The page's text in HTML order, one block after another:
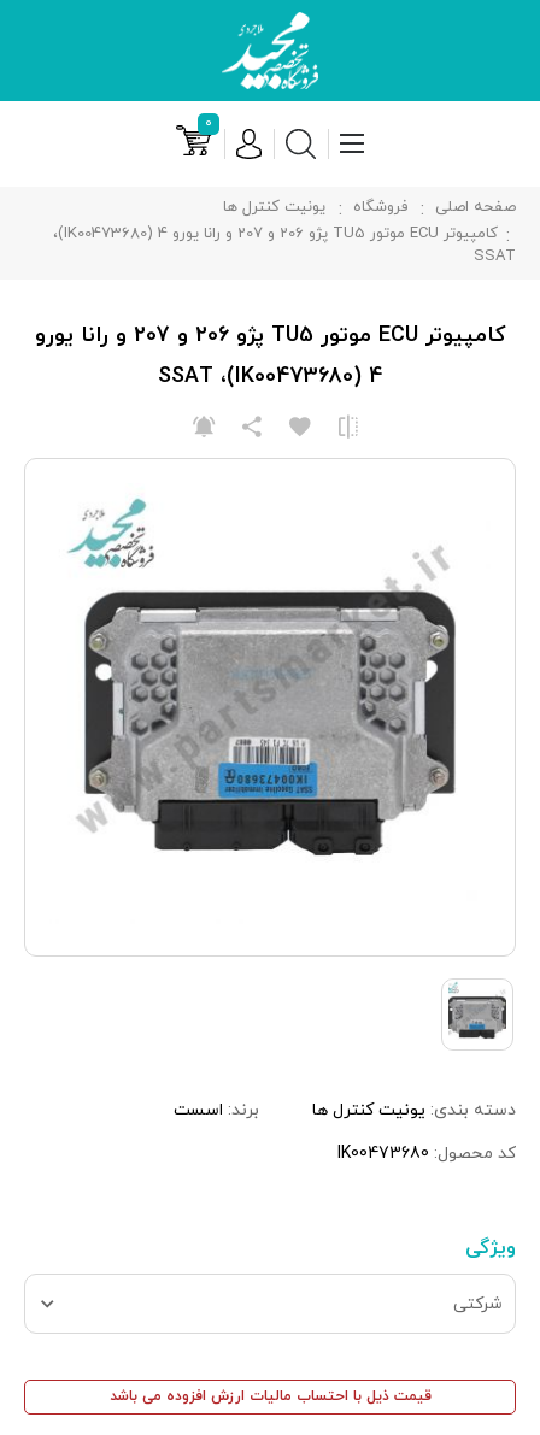
۰
صفحه اصلی فروشگاه
یونیت کنترل ها
کامپیوتر ECU موتور TU5 پژو 206 و 207 و رانا یورو 4 (IK00473680)،
SSAT
دسته بندی: یونیت کنترل ها برند: اسست
کد محصول: IK00473680
ویژگی
شرکتی
قیمت ذیل با احتساب مالیات ارزش افزوده می باشد
کامپیوتر ECU موتور TU5 پژو 206 و 207 و رانا یورو
4 (IK00473680)، SSAT